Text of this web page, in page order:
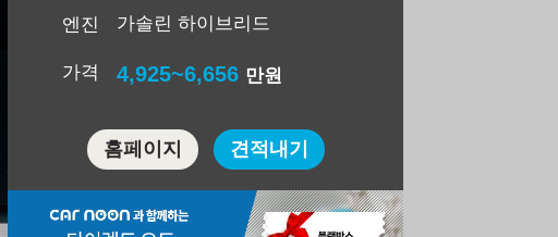
엔진 가솔린 하이브리드
가격 4,925~6,656 만원
홈페이지 견적내기